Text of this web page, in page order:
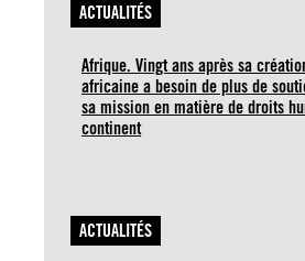
ACTUALITÉS
Afrique. Vingt ans après sa
africaine a besoin de plus de
sa mission en matière de droits
continent
ACTUALITÉS